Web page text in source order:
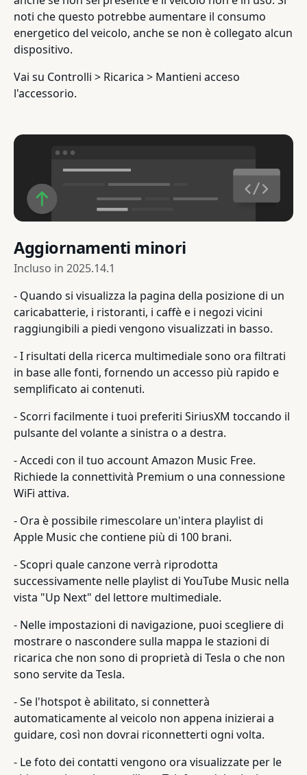
noti che questo potrebbe aumentare il consumo
energetico del veicolo, anche se non è collegato alcun
dispositivo.
Vai su Controlli > Ricarica > Mantieni acceso
l'accessorio.
Aggiornamenti minori
Incluso in 2025.14.1
- Quando si visualizza la pagina della posizione di un
caricabatterie, i ristoranti, i caffè e i negozi vicini
raggiungibili a piedi vengono visualizzati in basso.
- I risultati della ricerca multimediale sono ora filtrati
in base alle fonti, fornendo un accesso più rapido e
semplificato ai contenuti.
- Scorri facilmente i tuoi preferiti SiriusXM toccando il
pulsante del volante a sinistra o a destra.
- Accedi con il tuo account Amazon Music Free.
Richiede la connettività Premium o una connessione
WiFi attiva.
- Ora è possibile rimescolare un'intera playlist di
Apple Music che contiene più di 100 brani.
- Scopri quale canzone verrà riprodotta
successivamente nelle playlist di YouTube Music nella
vista "Up Next" del lettore multimediale.
- Nelle impostazioni di navigazione, puoi scegliere di
mostrare o nascondere sulla mappa le stazioni di
ricarica che non sono di proprietà di Tesla o che non
sono servite da Tesla.
- Se l'hotspot è abilitato, si connetterà
automaticamente al veicolo non appena inizierai a
guidare, così non dovrai riconnetterti ogni volta.
- Le foto dei contatti vengono ora visualizzate per le